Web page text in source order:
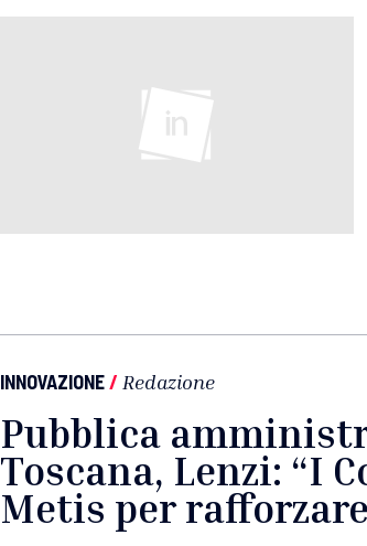
INNOVAZIONE/ Redazione
Pubblica
Toscana, Lenzi: “I
Metis per